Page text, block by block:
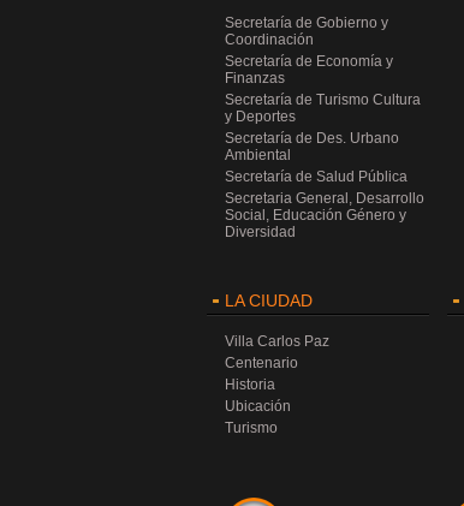
Secretaría de Gobierno y
Coordinación
Secretaría de Economía y
Finanzas
Secretaría de Turismo Cultura
y Deportes
Secretaría de Des. Urbano
Ambiental
Secretaría de Salud Pública
Secretaria General, Desarrollo
Social, Educación Género y
Diversidad
LA CIUDAD
Villa Carlos Paz
Centenario
Historia
Ubicación
Turismo